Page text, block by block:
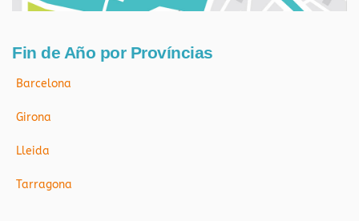
Fin de Año por Províncias
Barcelona
Girona
Lleida
Tarragona